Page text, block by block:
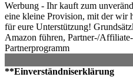
Werbung - Ihr kauft zum
eine kleine Provision, mit der wir
für eure Unterstützung!
Amazon führen, Partner-/
Partnerprogramm
**Einverständniserklärung